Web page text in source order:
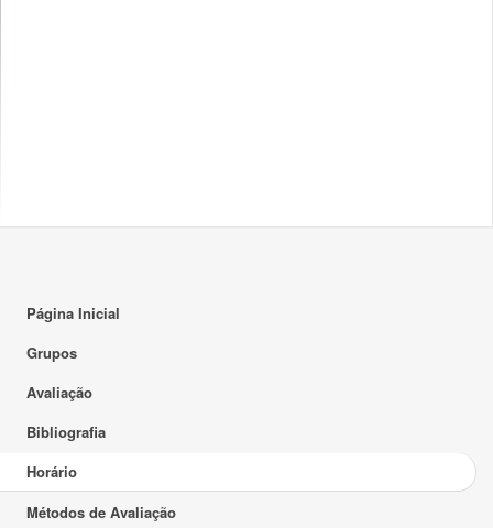
23:00
Página Inicial
Grupos
Avaliação
Bibliografia
Horário
Métodos de Avaliação